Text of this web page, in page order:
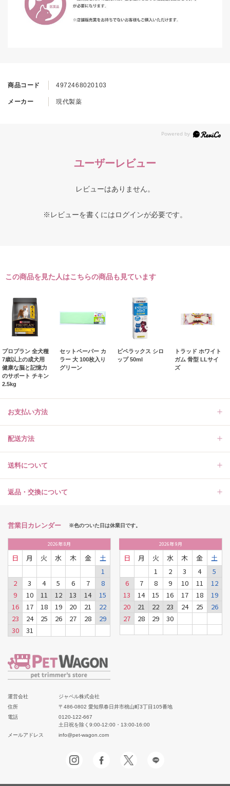
商品コード 4972468020103
メーカー 現代製薬
ユーザーレビュー
レビューはありません。
※レビューを書くにはログインが必要です。
この商品を見た人はこちらの商品も見ています
プロプラン 全犬種
7歳以上の成犬用
健康な脳と記憶力
のサポート チキン
2.5kg
セットペーパー カ
ラー 大 100枚入り
グリーン
ピペラックス シロ
ップ 50ml
トラッド ホワイト
ガム 骨型 LLサイ
ズ
お支払い方法
配送方法
送料について
返品・交換について
営業日カレンダー ※色のついた日は休業日です。
2026年8月
日 月 火 水 木 金
土
1
2
3 4 5 6 7
8
9
10 11 12 13 14
15
16
17 18 19 20 21
22
23
24 25 26 27 28
29
30
31
2026年9月
日 月 火 水 木 金
土
1
2 3 4
5
6
7 8 9 10 11
12
13
14 15 16 17 18
19
20
21 22 23 24 25
26
27
28 29 30
運営会社
ジャペル株式会社
住所
〒486-0802 愛知県春日井市桃山町3丁目105番地
電話
0120-122-667
土日祝を除く9:00-12:00・13:00-16:00
メールアドレス
info@pet-wagon.com